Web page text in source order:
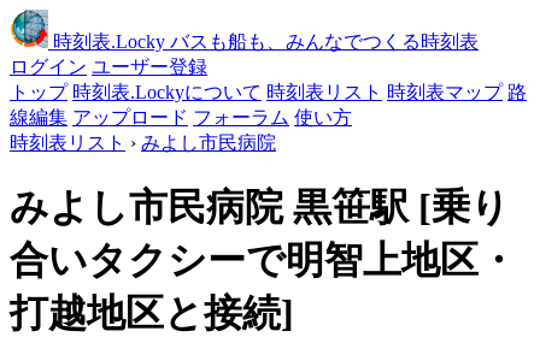
時刻表.Locky バスも船も、みんなでつくる時刻表
ログイン ユーザー登録
トップ 時刻表.Lockyについて 時刻表リスト 時刻表マップ 路
線編集 アップロード フォーラム 使い方
時刻表リスト › みよし市民病院
みよし市民病院黒笹駅 [乗り
合いタクシーで明智上地区・
打越地区と接続]